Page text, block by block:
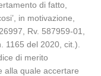
di fatto,
in motivazione,
Rv. 587959-01,
1165 del 2020, cit.).
di merito
alla quale accertare